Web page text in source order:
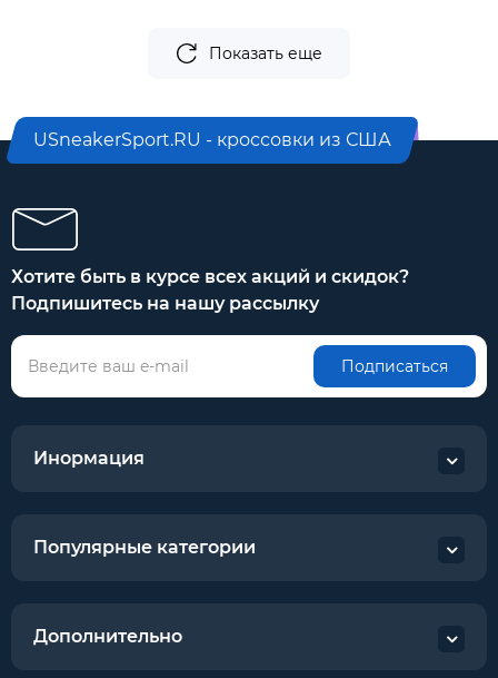
Показать еще
USneakerSport.RU - кроссовки из США
Хотите быть в курсе всех акций и скидок?
Подпишитесь на нашу рассылку
Подписаться
Инормация
Популярные категории
Дополнительно